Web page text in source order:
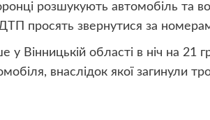
розшукують автомобіль та
ДТП просять звернутися за
у Вінницькій області в ніч на 21
внаслідок якої загинули